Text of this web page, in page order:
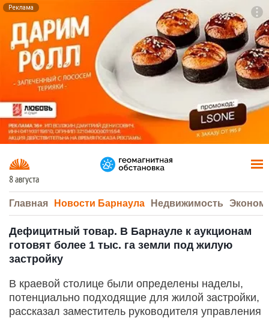
Реклама
8 августа
Главная Новости Барнаула Недвижимость
Дефицитный товар. В Барнауле к аукционам
готовят более 1 тыс. га земли под жилую
застройку
В краевой столице были определены наделы,
потенциально подходящие для жилой застройки,
рассказал заместитель руководителя управления